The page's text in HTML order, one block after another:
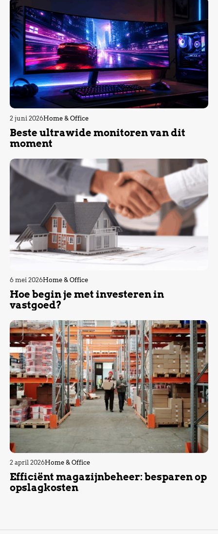
2 juni 2026Home & Office
Beste ultrawide monitoren van dit
moment
6 mei 2026Home & Office
Hoe begin je met investeren in
vastgoed?
2 april 2026Home & Office
Efficiënt magazijnbeheer: besparen op
opslagkosten